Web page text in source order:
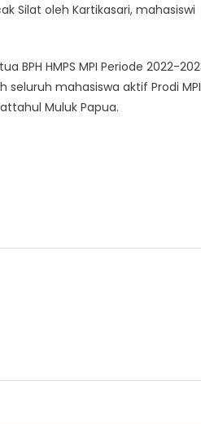
Silat oleh Kartikasari, mahasiswi
BPH HMPS MPI Periode 2022-
seluruh mahasiswa aktif Prodi MPI
Muluk Papua.